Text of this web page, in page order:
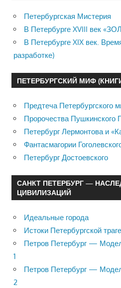
Петербургская Мистерия
В Петербурге XVIII век
В Петербурге XIX век.
разработке)
ПЕТЕРБУРГСКИЙ МИФ
Предтеча Петербургского
Пророчества Пушкинского
Петербург Лермонтова и
Фантасмагории
Петербург Достоевского
САНКТ ПЕТЕРБУРГ —
ЦИВИЛИЗАЦИЙ
Идеальные города
Истоки Петербургской
Петров Петербург —
1
Петров Петербург —
2